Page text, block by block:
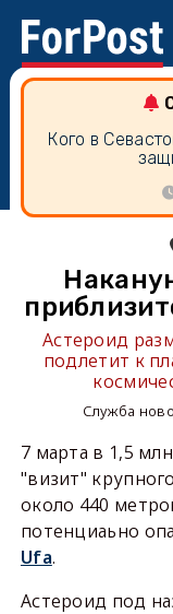
Кого в
Астероид
подлетит к
Служба
7 марта в 1,5
"визит"
около 440
потенциаьно
Ufa.
Астероид под